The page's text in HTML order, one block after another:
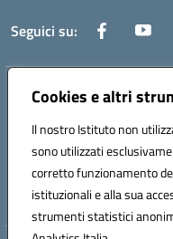
Cookies e altri
Il nostro Istituto non
sono utilizzati
corretto funzionamento
istituzionali e alla sua
strumenti statistici
Seguici su:
Indirizzo:Via Trieste, 43 –
Posta elettronica certificata
Codice fiscale: 86000610831
Codice meccanografico: